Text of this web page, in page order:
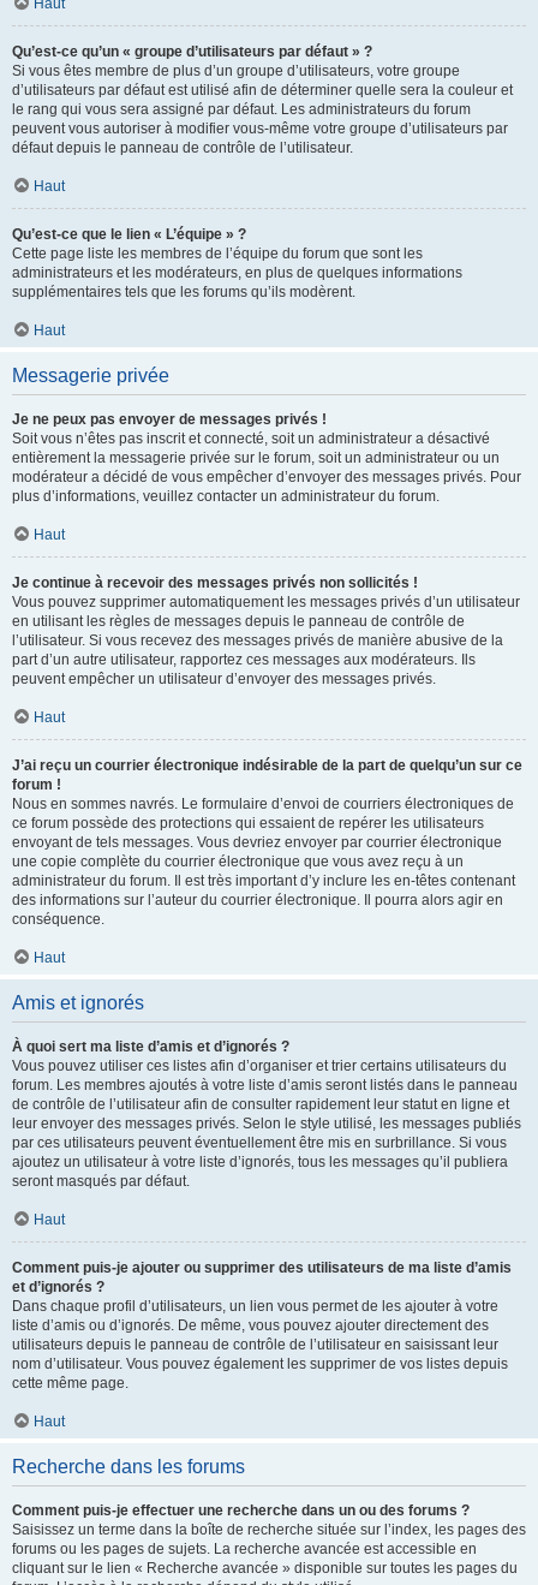
Haut
Qu’est-ce qu’un « groupe d’utilisateurs par défaut » ?
Si vous êtes membre de plus d’un groupe d’utilisateurs, votre groupe
d’utilisateurs par défaut est utilisé afin de déterminer quelle sera la couleur et
le rang qui vous sera assigné par défaut. Les administrateurs du forum
peuvent vous autoriser à modifier vous-même votre groupe d’utilisateurs par
défaut depuis le panneau de contrôle de l’utilisateur.
Haut
Qu’est-ce que le lien « L’équipe » ?
Cette page liste les membres de l’équipe du forum que sont les
administrateurs et les modérateurs, en plus de quelques informations
supplémentaires tels que les forums qu’ils modèrent.
Haut
Messagerie privée
Je ne peux pas envoyer de messages privés !
Soit vous n’êtes pas inscrit et connecté, soit un administrateur a désactivé
entièrement la messagerie privée sur le forum, soit un administrateur ou un
modérateur a décidé de vous empêcher d’envoyer des messages privés. Pour
plus d’informations, veuillez contacter un administrateur du forum.
Haut
Je continue à recevoir des messages privés non sollicités !
Vous pouvez supprimer automatiquement les messages privés d’un utilisateur
en utilisant les règles de messages depuis le panneau de contrôle de
l’utilisateur. Si vous recevez des messages privés de manière abusive de la
part d’un autre utilisateur, rapportez ces messages aux modérateurs. Ils
peuvent empêcher un utilisateur d’envoyer des messages privés.
Haut
J’ai reçu un courrier électronique indésirable de la part de quelqu’un sur ce
forum !
Nous en sommes navrés. Le formulaire d’envoi de courriers électroniques de
ce forum possède des protections qui essaient de repérer les utilisateurs
envoyant de tels messages. Vous devriez envoyer par courrier électronique
une copie complète du courrier électronique que vous avez reçu à un
administrateur du forum. Il est très important d’y inclure les en-têtes contenant
des informations sur l’auteur du courrier électronique. Il pourra alors agir en
conséquence.
Haut
Amis et ignorés
À quoi sert ma liste d’amis et d’ignorés ?
Vous pouvez utiliser ces listes afin d’organiser et trier certains utilisateurs du
forum. Les membres ajoutés à votre liste d’amis seront listés dans le panneau
de contrôle de l’utilisateur afin de consulter rapidement leur statut en ligne et
leur envoyer des messages privés. Selon le style utilisé, les messages publiés
par ces utilisateurs peuvent éventuellement être mis en surbrillance. Si vous
ajoutez un utilisateur à votre liste d’ignorés, tous les messages qu’il publiera
seront masqués par défaut.
Haut
Comment puis-je ajouter ou supprimer des utilisateurs de ma liste d’amis
et d’ignorés ?
Dans chaque profil d’utilisateurs, un lien vous permet de les ajouter à votre
liste d’amis ou d’ignorés. De même, vous pouvez ajouter directement des
utilisateurs depuis le panneau de contrôle de l’utilisateur en saisissant leur
nom d’utilisateur. Vous pouvez également les supprimer de vos listes depuis
cette même page.
Haut
Recherche dans les forums
Comment puis-je effectuer une recherche dans un ou des forums ?
Saisissez un terme dans la boîte de recherche située sur l’index, les pages des
forums ou les pages de sujets. La recherche avancée est accessible en
cliquant sur le lien « Recherche avancée » disponible sur toutes les pages du